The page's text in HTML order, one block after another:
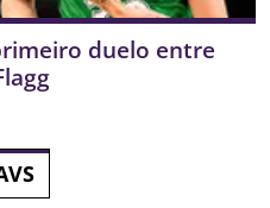
duelo entre